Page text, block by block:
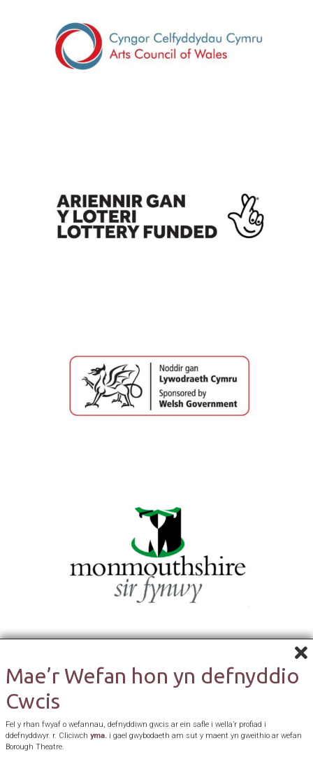
Mae’r Wefan hon yn defnyddio
Cwcis
Fel y rhan fwyaf o wefannau, defnyddiwn gwcis ar ein safle i wella’r profiad i
ddefnyddwyr. r. Cliciwch yma. i gael gwybodaeth am sut y maent yn gweithio ar wefan
Borough Theatre.